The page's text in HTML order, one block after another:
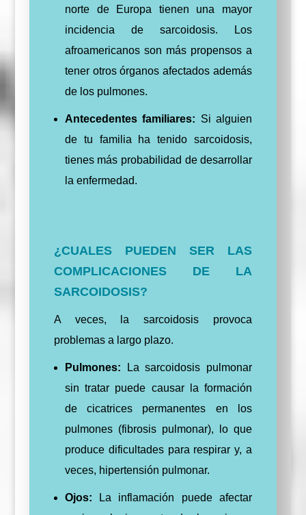
norte de Europa tienen una mayor
incidencia de sarcoidosis. Los
afroamericanos son más propensos a
tener otros órganos afectados además
de los pulmones.
Antecedentes familiares: Si alguien
de tu familia ha tenido sarcoidosis,
tienes más probabilidad de desarrollar
la enfermedad.
¿CUALES PUEDEN SER LAS
COMPLICACIONES DE LA
SARCOIDOSIS?
A veces, la sarcoidosis provoca
problemas a largo plazo.
Pulmones: La sarcoidosis pulmonar
sin tratar puede causar la formación
de cicatrices permanentes en los
pulmones (fibrosis pulmonar), lo que
produce dificultades para respirar y, a
veces, hipertensión pulmonar.
Ojos: La inflamación puede afectar